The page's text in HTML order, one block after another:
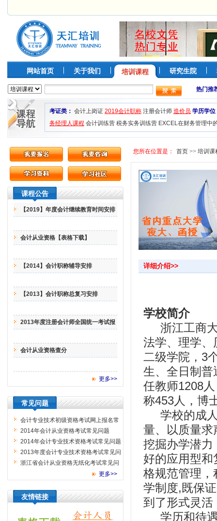
网站首页 关于我们 培训课程 研究生院
热门推
考证类： 会计上岗证 2019会计职称 注册会计师 造价员 学历学位
务经理人课程 会计训练营 税务实务训练营 EXCEL在财务管理中
课程公告
【2019】年度会计继续教育时间安排
会计从业资格【表格下载】
【2014】会计职称辅导安排
【2013】会计职称总复习安排
2013年度注册会计师全国统一考试报
会计从业资格查分
更多>>
常见问题
会计专业技术初级资格考试网上报名常
见问题解答
2014年会计从业资格考试常见问题
2014年会计专业技术资格考试常见问题
2013年度会计专业技术资格考试常见问
题解答
浙江省会计从业资格无纸化考试常见问
更多>>
友情链接
您所在位置是： 首页 >> 培训课
详细介绍>>
学校简介
浙江工商大
法学、理学、
二级学院，3
生、全日制普
任教师1208
称453人，博
学校的成人
量、以质量求
挖掘办学潜力
好的应用型和
格规范管理，
学制度,既保
到了形式灵
学历和待遇